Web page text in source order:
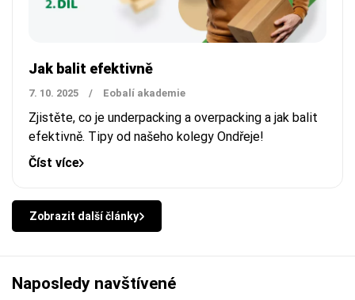
Jak balit efektivně
7. 10. 2025 / Eobalí akademie
Zjistěte, co je underpacking a overpacking a jak balit
efektivně. Tipy od našeho kolegy Ondřeje!
Číst více
Zobrazit další články
Naposledy navštívené